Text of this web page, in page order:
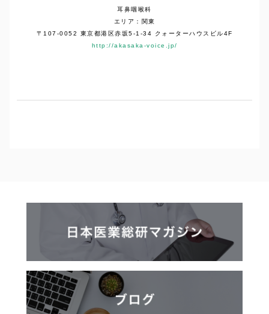
耳鼻咽喉科
エリア：関東
〒107-0052 東京都港区赤坂5-1-34 クォーターハウスビル4F
http://akasaka-voice.jp/